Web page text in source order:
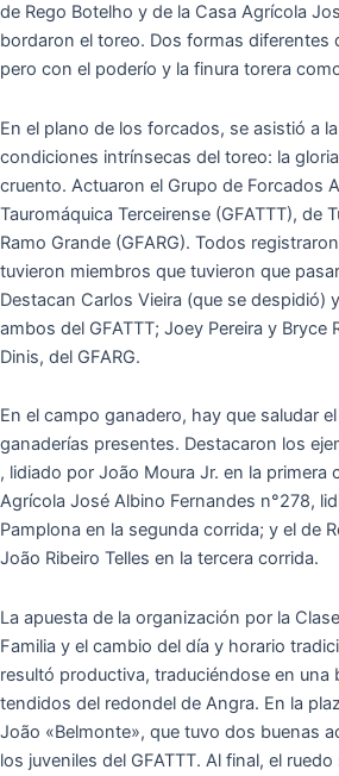
de Rego Botelho y de la Casa Agrícola
bordaron el toreo. Dos formas diferentes
pero con el poderío y la finura torera
En el plano de los forcados, se asistió a
condiciones intrínsecas del toreo: la
cruento. Actuaron el Grupo de Forcados
Tauromáquica Terceirense (GFATTT), de
Ramo Grande (GFARG). Todos
tuvieron miembros que tuvieron que
Destacan Carlos Vieira (que se despidió)
ambos del GFATTT; Joey Pereira y Bryce
Dinis, del GFARG.
En el campo ganadero, hay que saludar
ganaderías presentes. Destacaron los
, lidiado por João Moura Jr. en la primera
Agrícola José Albino Fernandes n°278,
Pamplona en la segunda corrida; y el de
João Ribeiro Telles en la tercera corrida.
La apuesta de la organización por la
Familia y el cambio del día y horario
resultó productiva, traduciéndose en una
tendidos del redondel de Angra. En la
João «Belmonte», que tuvo dos buenas
los juveniles del GFATTT. Al final, el